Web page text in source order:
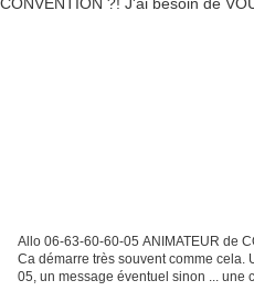
Allo 06-63-60-60-05 ANIMATEUR de
Ca démarre très souvent comme cela.
05, un message éventuel sinon ... une